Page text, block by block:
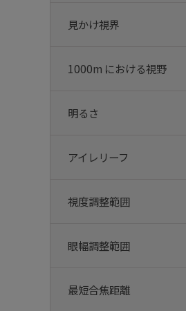
見かけ視界
1000m における視野
明るさ
アイレリーフ
視度調整範囲
眼幅調整範囲
最短合焦距離